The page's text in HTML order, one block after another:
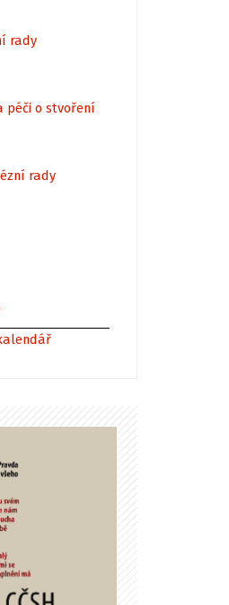
rady
péči o stvoření
rady